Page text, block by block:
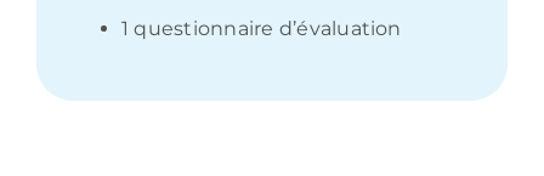
1 questionnaire d’évaluation